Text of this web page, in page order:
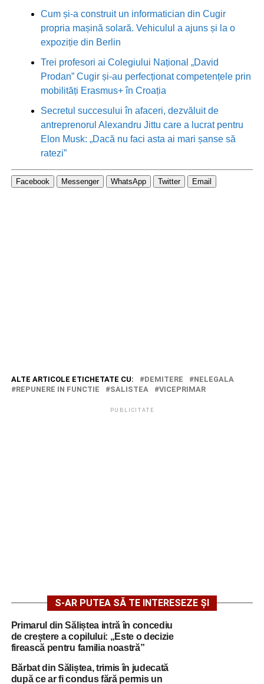
Cum și-a construit un informatician din Cugir
propria mașină solară. Vehiculul a ajuns și la o
expoziție din Berlin
Trei profesori ai Colegiului Național „David
Prodan” Cugir și-au perfecționat competențele prin
mobilități Erasmus+ în Croația
Secretul succesului în afaceri, dezvăluit de
antreprenorul Alexandru Jittu care a lucrat pentru
Elon Musk: „Dacă nu faci asta ai mari șanse să
ratezi”
Facebook Messenger WhatsApp Twitter Email
ALTE ARTICOLE ETICHETATE CU: DEMITERE
NELEGALA
REPUNERE IN FUNCTIE
SALISTEA VICEPRIMAR
PUBLICITATE
S-AR PUTEA SĂ TE INTERESEZE ȘI
Primarul din Săliștea intră în concediu
de creștere a copilului: „Este o decizie
firească pentru familia noastră”
Bărbat din Săliștea, trimis în judecată
după ce ar fi condus fără permis un